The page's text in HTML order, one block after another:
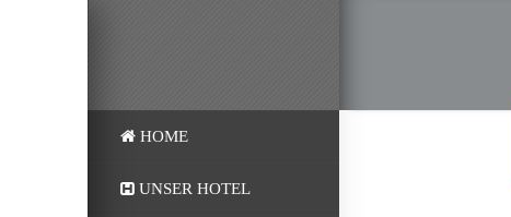
HOME
UNSER HOTEL